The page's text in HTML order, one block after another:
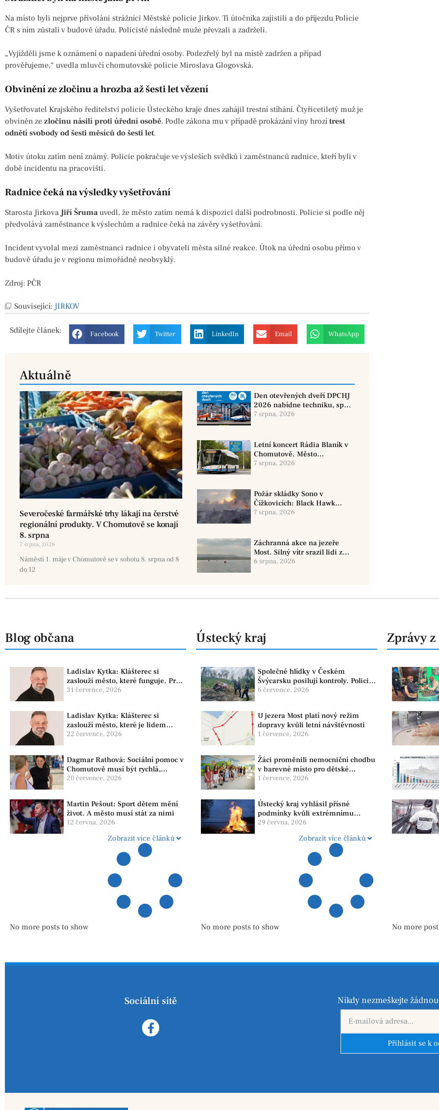
Na místo byli nejprve přivoláni strážníci Městské policie Jirkov. Ti útočníka zajistili a do příjezdu Policie
ČR s ním zůstali v budově úřadu. Policisté následně muže převzali a zadrželi.
„Vyjížděli jsme k oznámení o napadení úřední osoby. Podezřelý byl na místě zadržen a případ
prověřujeme,“ uvedla mluvčí chomutovské policie Miroslava Glogovská.
Obvinění ze zločinu a hrozba až šesti let vězení
Vyšetřovatel Krajského ředitelství policie Ústeckého kraje dnes zahájil trestní stíhání. Čtyřicetiletý muž je
obviněn ze zločinu násilí proti úřední osobě. Podle zákona mu v případě prokázání viny hrozí trest
odnětí svobody od šesti měsíců do šesti let.
Motiv útoku zatím není známý. Policie pokračuje ve výsleších svědků i zaměstnanců radnice, kteří byli v
době incidentu na pracovišti.
Radnice čeká na výsledky vyšetřování
Starosta Jirkova Jiří Šrumauvedl, že město zatím nemá k dispozici další podrobnosti. Policie si podle něj
předvolává zaměstnance k výslechům a radnice čeká na závěry vyšetřování.
Incident vyvolal mezi zaměstnanci radnice i obyvateli města silné reakce. Útok na úřední osobu přímo v
budově úřadu je v regionu mimořádně neobvyklý.
Zdroj: PČR
Související: JIRKOV
Sdílejte článek: Facebook Twitter LinkedIn Email WhatsApp
Aktuálně
Severočeské farmářské trhy lákají na čerstvé
regionální produkty. V Chomutově se konají
8. srpna
7 srpna, 2026
Náměstí 1. máje v Chomutově se v sobotu 8. srpna od 8
do 12
Den otevřených dveří DPCHJ
2026 nabídne techniku, sport
i jízdy historickými vozy
7 srpna, 2026
Letní koncert Rádia Blaník v
Chomutově. Město
doporučuje využít MHD
7 srpna, 2026
Požár skládky Sono v
Čížkovicích: Black Hawk
provedl 12 shozů vody
7 srpna, 2026
Záchranná akce na jezeře
Most. Silný vítr srazil lidi z
paddleboardů, dvě osoby se
6 srpna, 2026
Blog občana
Ladislav Kytka: Klášterec si
zaslouží město, které funguje. Proto
předkládáme program, který řeší
31 července, 2026
Ladislav Kytka: Klášterec si
zaslouží město, které je lidem
nablízku
22 července, 2026
Dagmar Rathová: Sociální pomoc v
Chomutově musí být rychlá,
srozumitelná a férová. Ne udržovat
20 července, 2026
Martin Pešout: Sport dětem mění
život. A město musí stát za nimi
12 června, 2026
Zobrazit více článků
No more posts to show
Ústecký kraj
Společné hlídky v Českém
Švýcarsku posilují kontroly. Policie
dohlíží na bezpečnost i ochranu
6 července, 2026
U jezera Most platí nový režim
dopravy kvůli letní návštěvnosti
1 července, 2026
Žáci proměnili nemocniční chodbu
v barevné místo pro dětské
pacienty
1 července, 2026
Ústecký kraj vyhlásil přísné
podmínky kvůli extrémnímu
suchu. Platí zákaz ohňů i
29 června, 2026
Zobrazit více článků
No more posts to show
Zprávy z
No more
Sociální sítě Nikdy nezmeškejte
Přihlásit se k